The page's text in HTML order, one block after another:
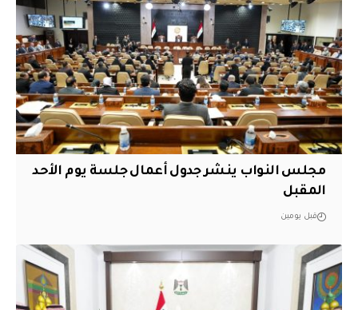
مجلس النواب ينشر جدول أعمال جلسة يوم الأحد
المقبل
قبل يومين